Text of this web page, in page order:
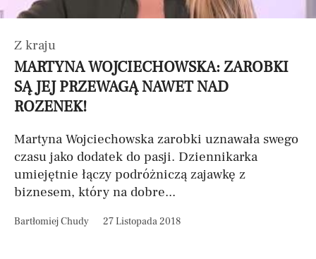
Z kraju
MARTYNA WOJCIECHOWSKA: ZAROBKI
SĄ JEJ PRZEWAGĄ NAWET NAD
ROZENEK!
Martyna Wojciechowska zarobki uznawała swego
czasu jako dodatek do pasji. Dziennikarka
umiejętnie łączy podróżniczą zajawkę z
biznesem, który na dobre...
Bartłomiej Chudy 27 Listopada 2018